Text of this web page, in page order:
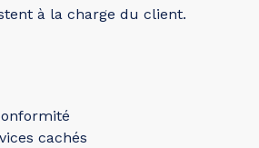
à la charge du client.
cachés